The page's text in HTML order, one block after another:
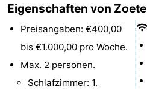
Städte
Führungen
Sport
Eigenschaften von
Preisangaben: €400,00
bis €1.000,00 pro Woche.
Max. 2 personen.
Schlafzimmer: 1.